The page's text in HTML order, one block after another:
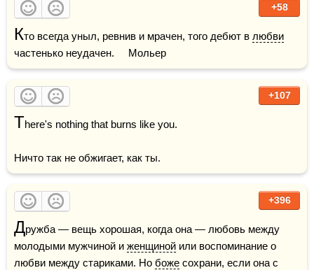
+58
Кто всегда уныл, ревнив и мрачен, того дебют в любви
частенько неудачен.     Мольер
+107
There's nothing that burns like you.
Ничто так не обжигает, как ты.
+396
Дружба — вещь хорошая, когда она — любовь между
молодыми мужчиной и женщиной или воспоминание о
любви между стариками. Но боже сохрани, если она с